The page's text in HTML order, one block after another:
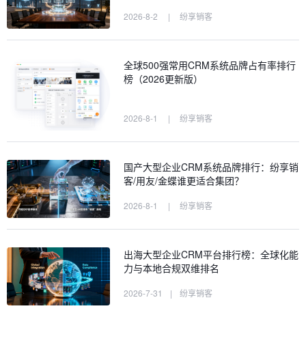
2026-8-2 | 纷享销客
全球500强常用CRM系统品牌占有率排行
榜（2026更新版）
2026-8-1 | 纷享销客
国产大型企业CRM系统品牌排行：纷享销
客/用友/金蝶谁更适合集团？
2026-8-1 | 纷享销客
出海大型企业CRM平台排行榜：全球化能
力与本地合规双维排名
2026-7-31 | 纷享销客